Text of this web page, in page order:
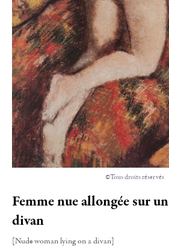
©Tous droits réservés
Femme nue allongée sur un
divan
[Nude woman lying on a divan]